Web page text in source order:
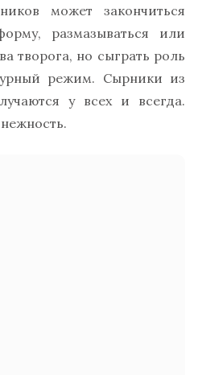
может закончиться
размазываться или
творога, но сыграть роль
режим. Сырники из
у всех и всегда.